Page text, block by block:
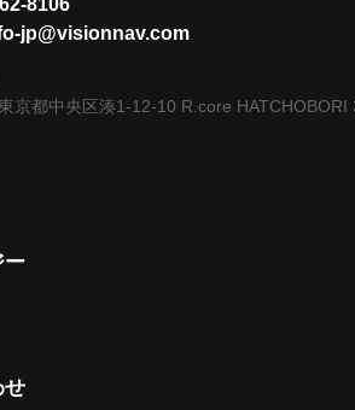
8106
jp@visionnav.com
京都中央区湊1-12-10 R.core HATCHOBORI
ー
せ